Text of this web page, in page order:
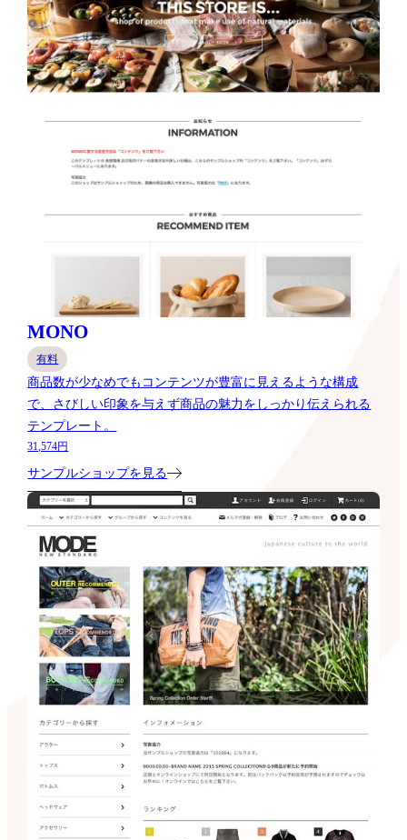
MONO
有料
商品数が少なめでもコンテンツが豊富に見えるような構成
で、さびしい印象を与えず商品の魅力をしっかり伝えられる
テンプレート。
31,574円
サンプルショップを見る